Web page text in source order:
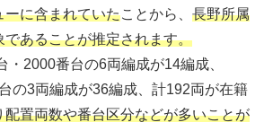
ーに含まれていたことから、 長野所属
であることが推定されます。
・2000番台の6両編成が14編成、
の3両編成が36編成、計192両が在籍
配置両数や番台区分などが多いことが